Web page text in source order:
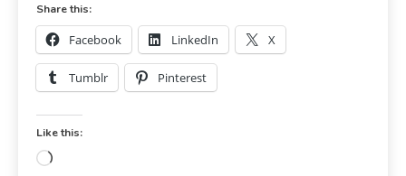
Share this:
Facebook LinkedIn X
Tumblr Pinterest
Like this: